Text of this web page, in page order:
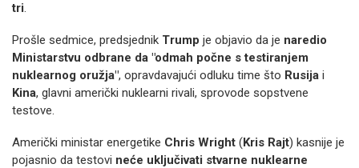
tri.
Prošle sedmice, predsjednik Trump je objavio da je naredio
Ministarstvu odbrane da "odmah počne s testiranjem
nuklearnog oružja", opravdavajući odluku time što Rusija i
Kina, glavni američki nuklearni rivali, sprovode sopstvene
testove.
Američki ministar energetike Chris Wright (Kris Rajt) kasnije je
pojasnio da testovi neće uključivati stvarne nuklearne